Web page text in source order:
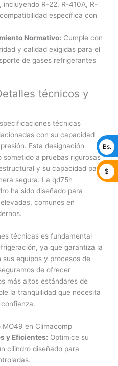
incluyendo R-22, R-410A, R-
específica con
Normativo: Cumple con
y calidad exigidas para el
de gases refrigerantes
técnicos y
técnicas
con su capacidad
Esta designación
sometido a pruebas rigurosas
y su capacidad para
segura. La qd75h
ha sido diseñado para
comunes en
técnicas es fundamental
ya que garantiza la
equipos y procesos de
de ofrecer
más altos estándares de
la tranquilidad que necesita
MO49 en Climacomp
y Eficientes: Optimice su
cilindro diseñado para
Bs.
$